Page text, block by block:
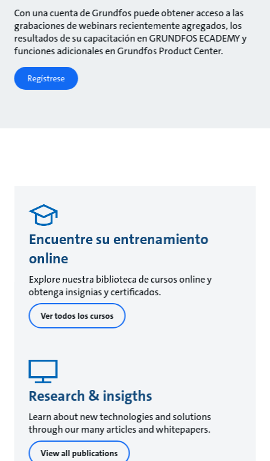
Con una cuenta de Grundfos puede obtener acceso a las
grabaciones de webinars recientemente agregados, los
resultados de su capacitación en GRUNDFOS ECADEMY y
funciones adicionales en Grundfos Product Center.
Regístrese
Encuentre su entrenamiento
online
Explore nuestra biblioteca de cursos online y
obtenga insignias y certificados.
Ver todos los cursos
Research & insigths
Learn about new technologies and solutions
through our many articles and whitepapers.
View all publications